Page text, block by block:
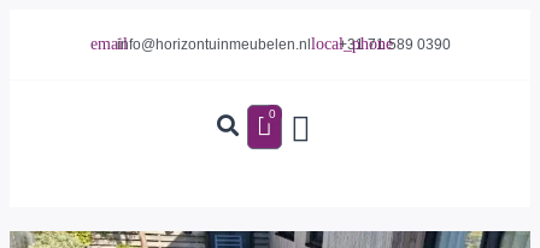
info@horizontuinmeubelen.nl +31 71 589 0390
0